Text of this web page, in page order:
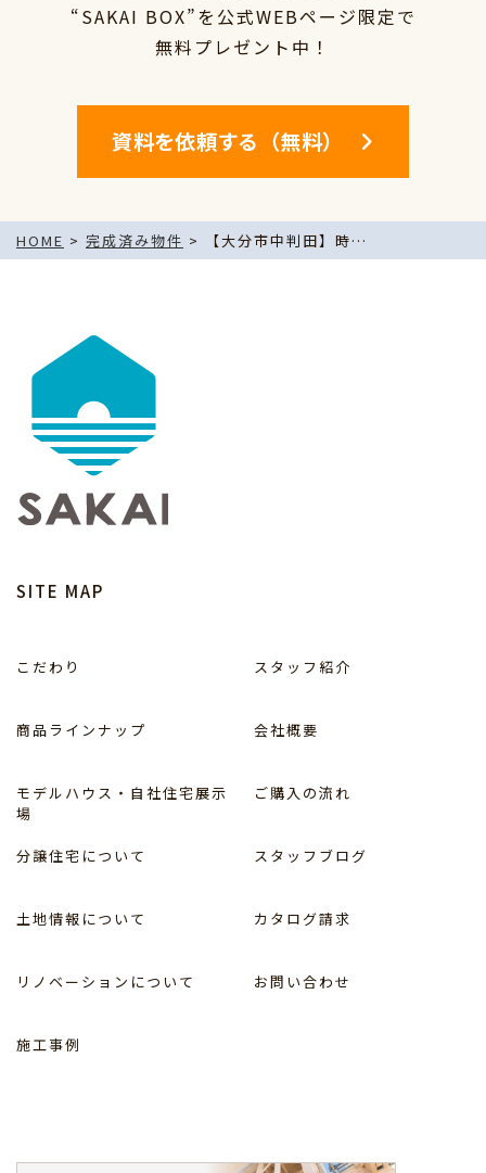
“SAKAI BOX”を 公式WEBページ限定で
無料プレゼント中！
資料を依頼する（無料）
HOME > 完成済み物件 > 【大分市中判田】時間を大事に楽しむ漆喰×無垢の家
SITE MAP
こだわり
商品ラインナップ
モデルハウス・自社住宅展示
場
分譲住宅について
土地情報について
リノベーションについて
施工事例
スタッフ紹介
会社概要
ご購入の流れ
スタッフブログ
カタログ請求
お問い合わせ